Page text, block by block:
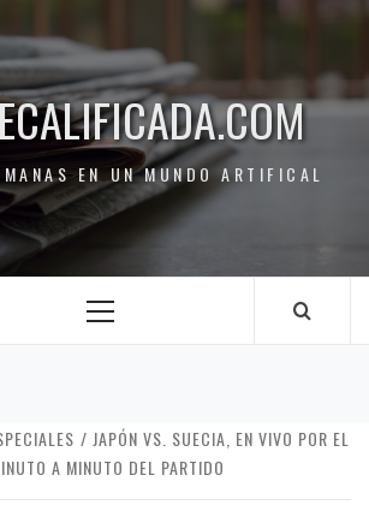
EN UN MUNDO ARTIFICAL
JAPÓN VS. SUECIA, EN VIVO POR EL
A MINUTO DEL PARTIDO